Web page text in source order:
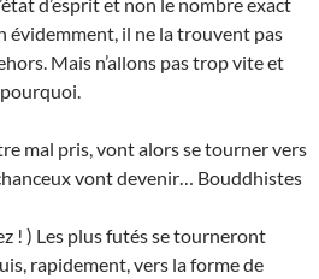
évidemment, il ne la trouvent pas
Mais n’allons pas trop vite et
mal pris, vont alors se tourner vers
vont devenir… Bouddhistes
! ) Les plus futés se tourneront
rapidement, vers la forme de